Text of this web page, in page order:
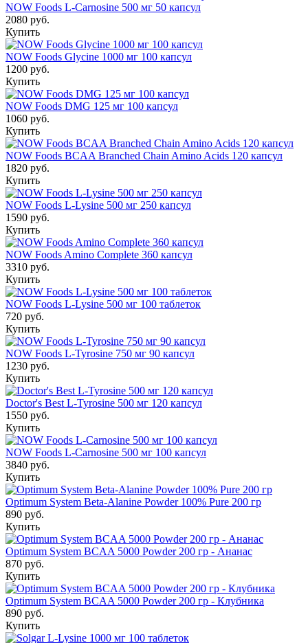
NOW Foods L-Carnosine 500 мг 50 капсул
2080 руб.
Купить
NOW Foods Glycine 1000 мг 100 капсул
1200 руб.
Купить
NOW Foods DMG 125 мг 100 капсул
1060 руб.
Купить
NOW Foods BCAA Branched Chain Amino Acids 120 капсул
1820 руб.
Купить
NOW Foods L-Lysine 500 мг 250 капсул
1590 руб.
Купить
NOW Foods Amino Complete 360 капсул
3310 руб.
Купить
NOW Foods L-Lysine 500 мг 100 таблеток
720 руб.
Купить
NOW Foods L-Tyrosine 750 мг 90 капсул
1230 руб.
Купить
Doctor's Best L-Tyrosine 500 мг 120 капсул
1550 руб.
Купить
NOW Foods L-Carnosine 500 мг 100 капсул
3840 руб.
Купить
Optimum System Beta-Alanine Powder 100% Pure 200 гр
890 руб.
Купить
Optimum System BCAA 5000 Powder 200 гр - Ананас
870 руб.
Купить
Optimum System BCAA 5000 Powder 200 гр - Клубника
890 руб.
Купить